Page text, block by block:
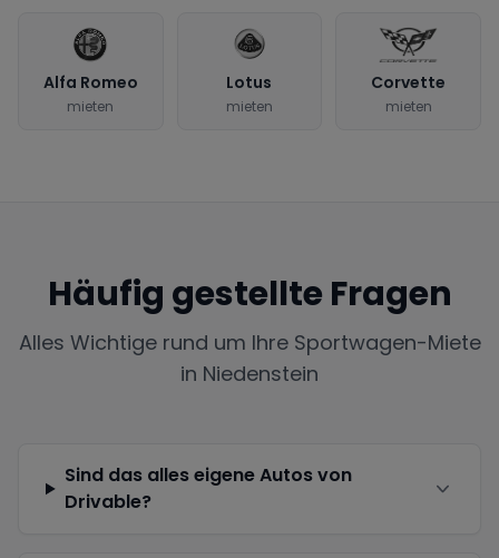
Alfa Romeo
mieten
Lotus
mieten
Corvette
mieten
Häufig gestellte Fragen
Alles Wichtige rund um Ihre Sportwagen-Miete
in Niedenstein
Sind das alles eigene Autos von
Drivable?